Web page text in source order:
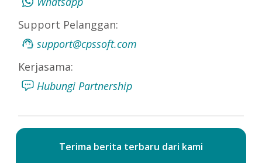
Support Pelanggan:
support@cpssoft.com
Kerjasama:
Hubungi Partnership
Terima berita terbaru dari kami